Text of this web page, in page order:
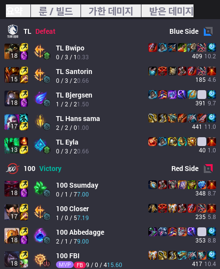
룬 / 빌드 가한 데미지 받은 데미지
TL Defeat BlueSide
18
TL Bwipo
0 / 3 / 10.33 409 10.2
15
TLSantorin
0 / 3 / 20.66 185 4.6
18
TL Bjergsen
1 / 2 / 21.50 391 9.7
17
TL Hans sama
2 / 2 / 01.00 441 11.0
13
TL Eyla
0 / 3 / 20.66 40 1.0
100 Victory RedSide
18
100Ssumday
0 / 1 / 77.00 348 8.7
17
100Closer
1 / 0 / 57.19 235 5.8
18
100Abbedagge
2 / 1 / 79.00 353 8.8
18
100 FBI
MVP FB 9 / 0 / 415.60 417 10.4